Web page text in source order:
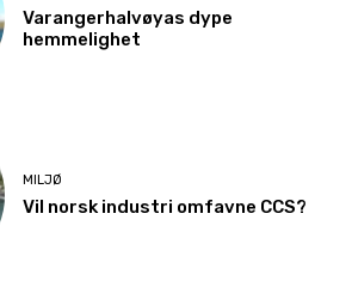
Varangerhalvøyas dype
hemmelighet
MILJØ
Vil norsk industri omfavne CCS?